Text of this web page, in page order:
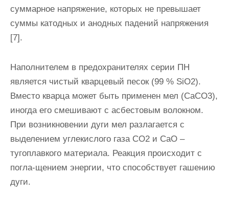
суммарное на­пряжение, которых не превышает
суммы катодных и анодных паде­ний напряжения
[7].
Наполнителем в предохранителях серии ПН
является чистый кварцевый песок (99 % SiO2).
Вместо кварца может быть применен мел (СаСО3),
иногда его смешивают с асбестовым волокном.
При возникновении дуги мел разлагается с
выделением углекислого газа СО2 и СаО –
тугоплавкого материала. Реакция происходит с
погла-щением энергии, что способствует гашению
дуги.